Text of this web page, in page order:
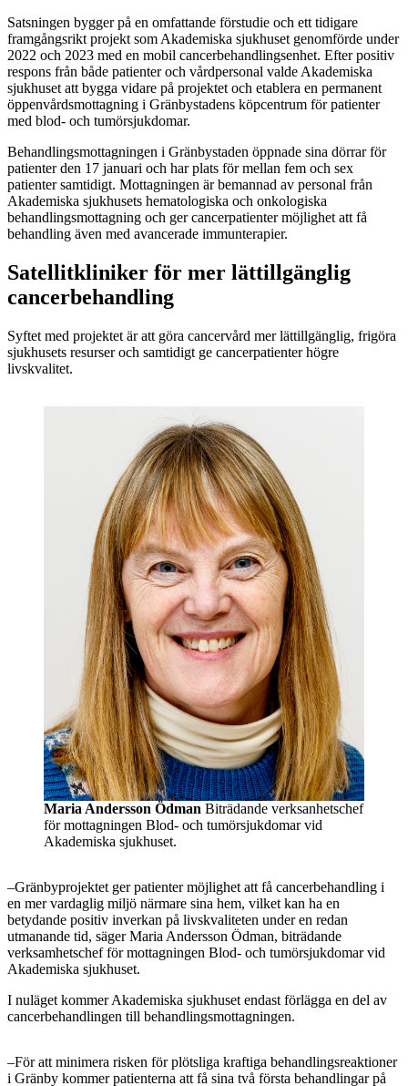
Satsningen bygger på en omfattande förstudie och ett tidigare
framgångsrikt projekt som Akademiska sjukhuset genomförde under
2022 och 2023 med en mobil cancerbehandlingsenhet. Efter positiv
respons från både patienter och vårdpersonal valde Akademiska
sjukhuset att bygga vidare på projektet och etablera en permanent
öppenvårdsmottagning i Gränbystadens köpcentrum för patienter
med blod- och tumörsjukdomar.
Behandlingsmottagningen i Gränbystaden öppnade sina dörrar för
patienter den 17 januari och har plats för mellan fem och sex
patienter samtidigt. Mottagningen är bemannad av personal från
Akademiska sjukhusets hematologiska och onkologiska
behandlingsmottagning och ger cancerpatienter möjlighet att få
behandling även med avancerade immunterapier.
Satellitkliniker för mer lättillgänglig
cancerbehandling
Syftet med projektet är att göra cancervård mer lättillgänglig, frigöra
sjukhusets resurser och samtidigt ge cancerpatienter högre
livskvalitet.
Maria Andersson Ödman Biträdande verksanhetschef
för mottagningen Blod- och tumörsjukdomar vid
Akademiska sjukhuset.
–Gränbyprojektet ger patienter möjlighet att få cancerbehandling i
en mer vardaglig miljö närmare sina hem, vilket kan ha en
betydande positiv inverkan på livskvaliteten under en redan
utmanande tid, säger Maria Andersson Ödman, biträdande
verksamhetschef för mottagningen Blod- och tumörsjukdomar vid
Akademiska sjukhuset.
I nuläget kommer Akademiska sjukhuset endast förlägga en del av
cancerbehandlingen till behandlingsmottagningen.
–För att minimera risken för plötsliga kraftiga behandlingsreaktioner
i Gränby kommer patienterna att få sina två första behandlingar på